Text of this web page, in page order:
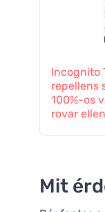
Incognito
repellens
100%-os
rovar ellen
Mit